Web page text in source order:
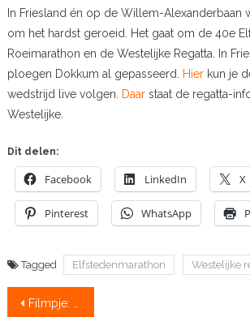
In Friesland én op de Willem-Alexanderbaan
om het hardst geroeid. Het gaat om de 40e
Roeimarathon en de Westelijke Regatta. In
ploegen Dokkum al gepasseerd.
Hier kun je
wedstrijd live volgen.
Daarstaat de regatta-
Westelijke.
Dit delen:
Facebook LinkedIn X
Pinterest WhatsApp
Tagged Elfstedenmarathon Westelijke
Bericht
Filmpje: Tocht voor aangepast roeien bij Tromp